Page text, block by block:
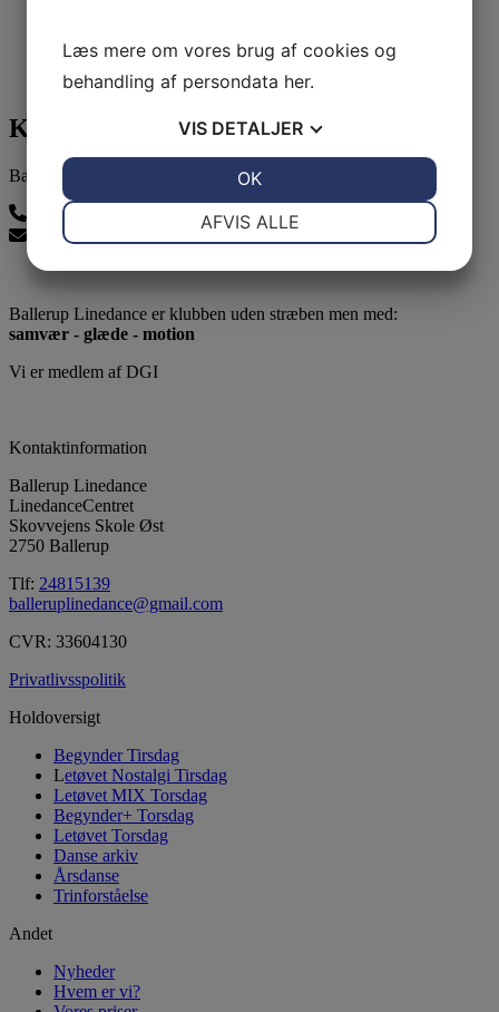
Kontakt os
Ballerup Linedance
24815139
balleruplinedance@gmail.com
Ballerup Linedance er klubben uden stræben men med:
samvær - glæde - motion
Vi er medlem af DGI
Kontaktinformation
Ballerup Linedance
LinedanceCentret
Skovvejens Skole Øst
2750 Ballerup
Tlf: 24815139
balleruplinedance@gmail.com
CVR: 33604130
Privatlivsspolitik
Holdoversigt
Begynder Tirsdag
Letøvet Nostalgi Tirsdag
Letøvet MIX Torsdag
Begynder+ Torsdag
Letøvet Torsdag
Danse arkiv
Årsdanse
Trinforståelse
Andet
Nyheder
Hvem er vi?
Læs mere om vores brug af cookies og
behandling af persondata her.
VIS DETALJER
AFVIS ALLE
OK